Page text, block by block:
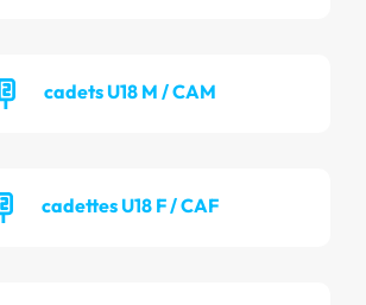
cadets U18 M / CAM
cadettes U18 F / CAF